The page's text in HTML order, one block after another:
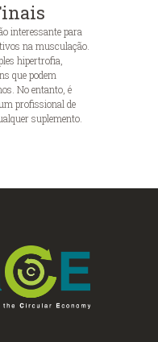
interessante para
na musculação.
hipertrofia,
que podem
No entanto, é
profissional de
suplemento.